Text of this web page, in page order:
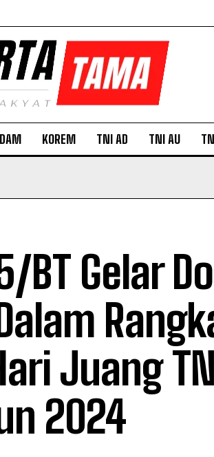
KOREM TNI AD TNI AU
BT Gelar
Juang
2024